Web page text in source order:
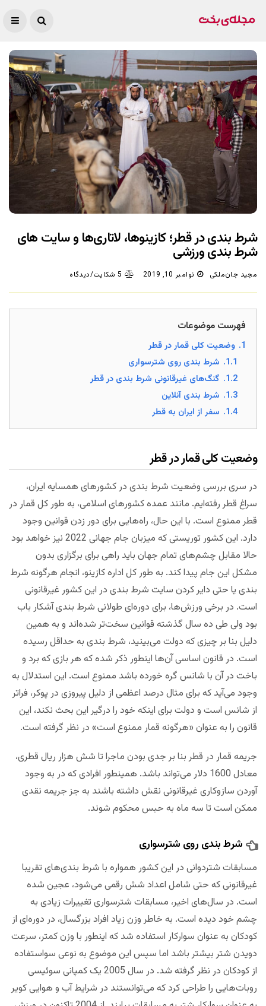
شرط بندی در قطر؛ کازینوها، لاتاری‌ها و سایت های
شرط بندی ورزشی
مجید جان‌ملکی نوامبر 10, 2019 5 شکایت/دیدگاه
فهرست موضوعات
1. وضعیت کلی قمار در قطر
1.1. شرط بندی روی شترسواری
1.2. گنگ‌های غیرقانونی شرط بندی در قطر
1.3. شرط بندی آنلاین
1.4. سفر از ایران به قطر
وضعیت کلی قمار در قطر
در سری بررسی وضعیت شرط بندی در کشورهای همسایه ایران،
سراغ قطر رفته‌ایم. مانند عمده کشورهای اسلامی، به طور کل قمار در
قطر ممنوع است. با این حال، راه‌هایی برای دور زدن قوانین وجود
دارد. این کشور توریستی که میزبان جام جهانی 2022 نیز خواهد بود
حالا مقابل چشم‌های تمام جهان باید راهی برای برگزاری بدون
مشکل این جام پیدا کند. به طور کل اداره کازینو، انجام هرگونه شرط
بندی یا حتی دایر کردن سایت شرط بندی در این کشور غیرقانونی
است. در برخی ورزش‌ها، برای دوره‌ای طولانی شرط بندی آشکار باب
بود ولی طی ده سال گذشته قوانین سخت‌تر شده‌اند و به همین
دلیل بنا بر چیزی که دولت می‌بینید، شرط بندی به حداقل رسیده
است. در قانون اساسی آن‌ها اینطور ذکر شده که هر بازی که برد و
باخت در آن با شانس گره خورده باشد ممنوع است. این استدلال به
وجود می‌آید که برای مثال درصد اعظمی از دلیل پیروزی در پوکر، فراتر
از شانس است و دولت برای اینکه خود را درگیر این بحث نکند، این
قانون را به عنوان «هرگونه قمار ممنوع است» در نظر گرفته است.
جریمه قمار در قطر بنا بر جدی بودن ماجرا تا شش هزار ریال قطری،
معادل 1600 دلار می‌تواند باشد. همینطور افرادی که در به وجود
آوردن سازوکاری غیرقانونی نقش داشته باشند به جز جریمه نقدی
ممکن است تا سه ماه به حبس محکوم شوند.
شرط بندی روی شترسواری
مسابقات شتردوانی در این کشور همواره با شرط بندی‌های تقریبا
غیرقانونی که حتی شامل اعداد شش رقمی می‌شود، عجین شده
است. در سال‌های اخیر، مسابقات شترسواری تغییرات زیادی به
چشم خود دیده است. به خاطر وزن زیاد افراد بزرگسال، در دوره‌ای از
کودکان به عنوان سوارکار استفاده شد که اینطور با وزن کمتر، سرعت
دویدن شتر بیشتر باشد اما سپس این موضوع به نوعی سواستفاده
از کودکان در نظر گرفته شد. در سال 2005 یک کمپانی سوئیسی
روبات‌هایی را طراحی کرد که می‌توانستند در شرایط آب و هوایی کویر